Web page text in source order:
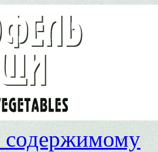
содержимому